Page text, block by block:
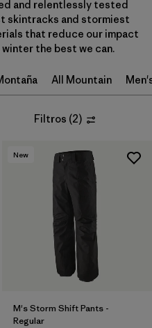
and relentlessly tested
skintracks and stormiest
that reduce our impact
the best we can.
All Mountain
Filtros (2)
New
M's Storm Shift Pants -
Regular